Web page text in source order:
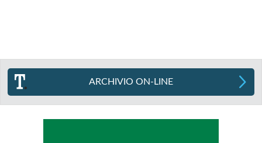
ARCHIVIO ON-LINE